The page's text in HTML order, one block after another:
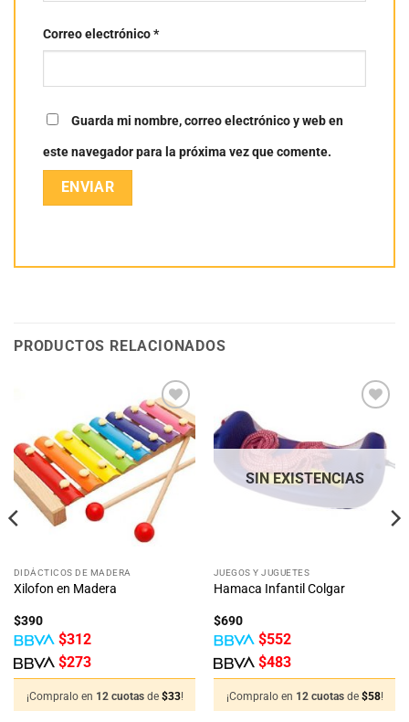
Correo electrónico*
Guarda mi nombre, correo electrónico y web en
este navegador para la próxima vez que comente.
PRODUCTOS RELACIONADOS
Añadir
a la
lista
de
deseos
DIDÁCTICOS DE MADERA
Xilofon en Madera
$390
$312
$273
¡Compralo en 12 cuotas de $33!
a la
lista
deseos
SIN EXISTENCIAS
JUEGOS Y JUGUETES
Hamaca Infantil Colgar
$690
$552
$483
¡Compralo en 12 cuotas de $58!